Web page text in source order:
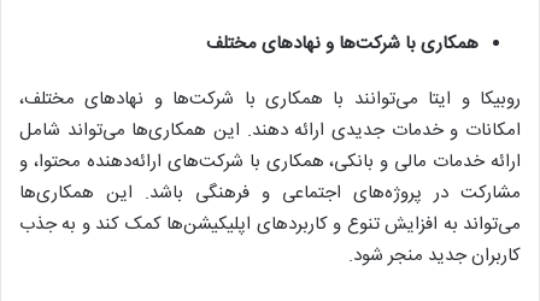
همکاری با شرکت‌ها و نهادهای مختلف
روبیکا و ایتا می‌توانند با همکاری با شرکت‌ها و نهادهای مختلف،
امکانات و خدمات جدیدی ارائه دهند. این همکاری‌ها می‌تواند شامل
ارائه خدمات مالی و بانکی، همکاری با شرکت‌های ارائه‌دهنده محتوا، و
مشارکت در پروژه‌های اجتماعی و فرهنگی باشد. این همکاری‌ها
می‌تواند به افزایش تنوع و کاربردهای اپلیکیشن‌ها کمک کند و به جذب
کاربران جدید منجر شود.